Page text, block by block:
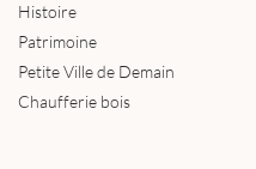
Histoire
Patrimoine
Petite Ville de Demain
Chaufferie bois